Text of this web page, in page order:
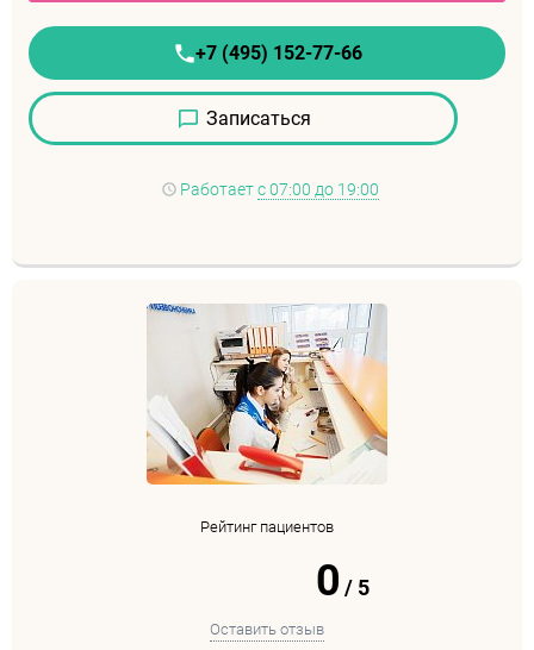
+7 (495) 152-77-66
Записаться
Работаетс 07:00 до 19:00
Рейтинг пациентов
0 / 5
Оставить отзыв